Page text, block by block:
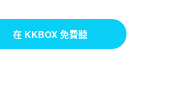
在 KKBOX 免費聽